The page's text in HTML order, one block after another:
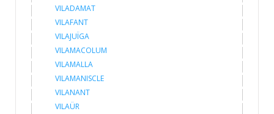
VILADAMAT
VILAFANT
VILAJUÏGA
VILAMACOLUM
VILAMALLA
VILAMANISCLE
VILANANT
VILAÜR